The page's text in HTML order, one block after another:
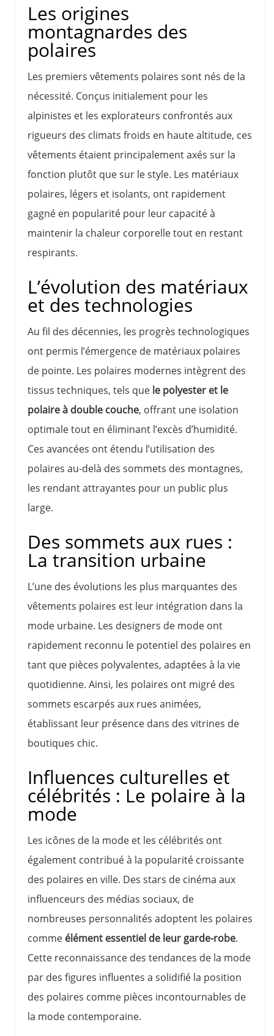
Les origines
montagnardes des
polaires
Les premiers vêtements polaires sont nés de la
nécessité. Conçus initialement pour les
alpinistes et les explorateurs confrontés aux
rigueurs des climats froids en haute altitude, ces
vêtements étaient principalement axés sur la
fonction plutôt que sur le style. Les matériaux
polaires, légers et isolants, ont rapidement
gagné en popularité pour leur capacité à
maintenir la chaleur corporelle tout en restant
respirants.
L’évolution des matériaux
et des technologies
Au fil des décennies, les progrès technologiques
ont permis l’émergence de matériaux polaires
de pointe. Les polaires modernes intègrent des
tissus techniques, tels que le polyester et le
polaire à double couche, offrant une isolation
optimale tout en éliminant l’excès d’humidité.
Ces avancées ont étendu l’utilisation des
polaires au-delà des sommets des montagnes,
les rendant attrayantes pour un public plus
large.
Des sommets aux rues :
La transition urbaine
L’une des évolutions les plus marquantes des
vêtements polaires est leur intégration dans la
mode urbaine. Les designers de mode ont
rapidement reconnu le potentiel des polaires en
tant que pièces polyvalentes, adaptées à la vie
quotidienne. Ainsi, les polaires ont migré des
sommets escarpés aux rues animées,
établissant leur présence dans des vitrines de
boutiques chic.
Influences culturelles et
célébrités : Le polaire à la
mode
Les icônes de la mode et les célébrités ont
également contribué à la popularité croissante
des polaires en ville. Des stars de cinéma aux
influenceurs des médias sociaux, de
nombreuses personnalités adoptent les polaires
comme élément essentiel de leur garde-robe.
Cette reconnaissance des tendances de la mode
par des figures influentes a solidifié la position
des polaires comme pièces incontournables de
la mode contemporaine.